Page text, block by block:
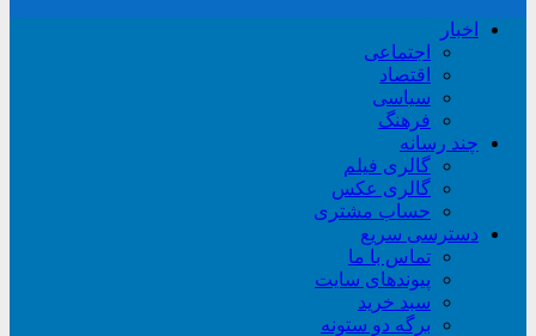
اخبار
اجتماعی
اقتصاد
سیاسی
فرهنگ
چند رسانه
گالری فیلم
گالری عکس
حساب مشتری
دسترسی سریع
تماس با ما
پیوندهای سایت
سبد خريد
برگه دو ستونه